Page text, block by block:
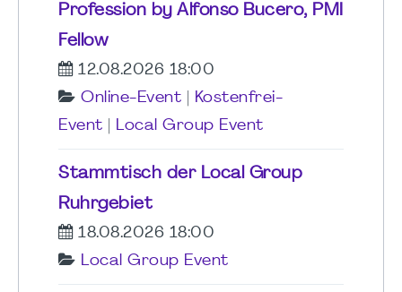
Profession by Alfonso Bucero, PMI
Fellow
12.08.2026 18:00
Online-Event
Kostenfrei-
Event
Local Group Event
Stammtisch der Local Group
Ruhrgebiet
18.08.2026 18:00
Local Group Event